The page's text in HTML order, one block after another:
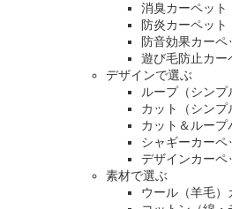
消臭カーペット
防炎カーペット
防音効果カーペ
遊び毛防止カー
デザインで選ぶ
ループ（シンプ
カット（シンプ
カット＆ループ
シャギーカーペ
デザインカーペ
素材で選ぶ
ウール（羊毛）